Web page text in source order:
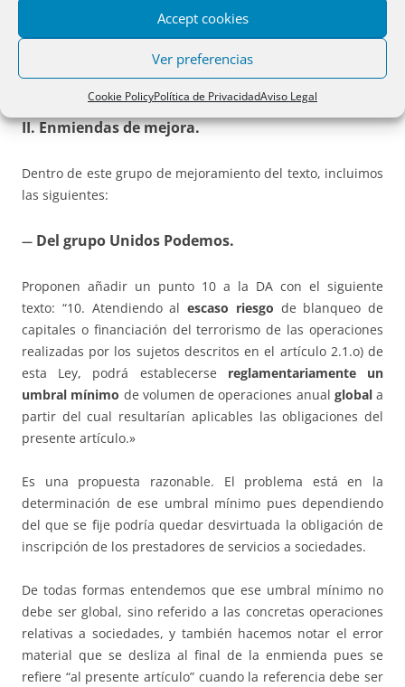
Accept cookies
Ver preferencias
Cookie PolicyPolítica de PrivacidadAviso Legal
pretenden es sustituir el sistema creado en la DA por otro
sistema distinto.
Veámoslas todas ellas.
II. Enmiendas de mejora.
Dentro de este grupo de mejoramiento del texto, incluimos
las siguientes:
— Del grupo Unidos Podemos.
Proponen añadir un punto 10 a la DA con el siguiente
texto: “10. Atendiendo al escaso riesgo de blanqueo de
capitales o financiación del terrorismo de las operaciones
realizadas por los sujetos descritos en el artículo 2.1.o) de
esta Ley, podrá establecerse reglamentariamente
un
umbral mínimo de volumen de operaciones anual globala
partir del cual resultarían aplicables las obligaciones del
presente artículo.»
Es una propuesta razonable. El problema está en la
determinación de ese umbral mínimo pues dependiendo
del que se fije podría quedar desvirtuada la obligación de
inscripción de los prestadores de servicios a sociedades.
De todas formas entendemos que ese umbral mínimo no
debe ser global, sino referido a las concretas operaciones
relativas a sociedades, y también hacemos notar el error
material que se desliza al final de la enmienda pues se
refiere “al presente artículo” cuando la referencia debe ser